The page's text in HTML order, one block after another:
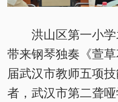
洪山区第一小
带来钢琴独奏《萱
届武汉市教师五项
者，武汉市第二聋